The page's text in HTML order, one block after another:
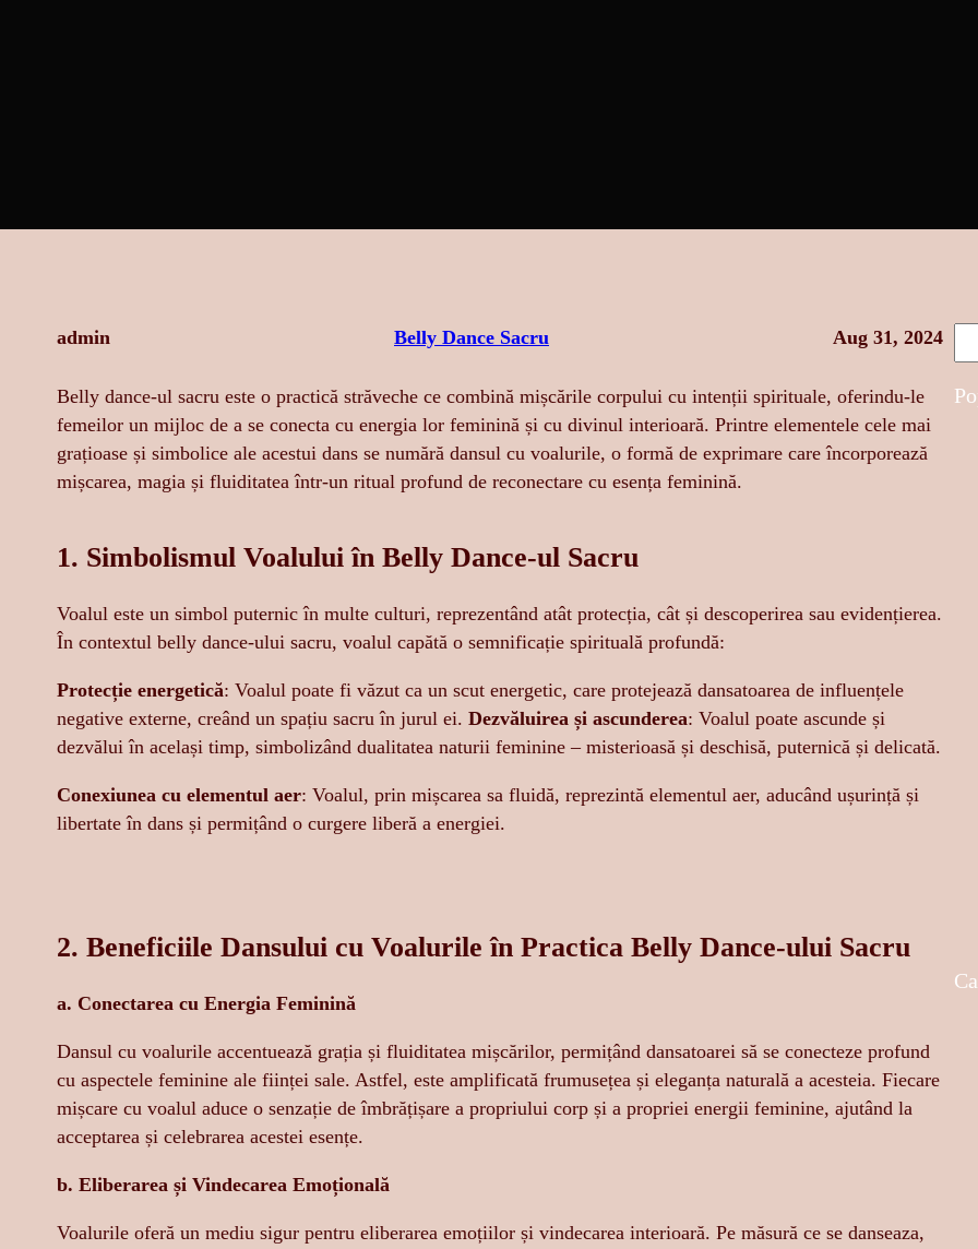
admin Belly Dance Sacru Aug 31, 2024
Belly dance-ul sacru este o practică străveche ce combină mișcările corpului cu intenții spirituale, oferindu-le
femeilor un mijloc de a se conecta cu energia lor feminină și cu divinul interioară. Printre elementele cele mai
grațioase și simbolice ale acestui dans se numără dansul cu voalurile, o formă de exprimare care încorporează
mișcarea, magia și fluiditatea într-un ritual profund de reconectare cu esența feminină.
1. Simbolismul Voalului în Belly Dance-ul Sacru
Voalul este un simbol puternic în multe culturi, reprezentând atât protecția, cât și descoperirea sau evidențierea.
În contextul belly dance-ului sacru, voalul capătă o semnificație spirituală profundă:
Protecție energetică: Voalul poate fi văzut ca un scut energetic, care protejează dansatoarea de influențele
negative externe, creând un spațiu sacru în jurul ei. Dezvăluirea și ascunderea: Voalul poate ascunde și
dezvălui în același timp, simbolizând dualitatea naturii feminine – misterioasă și deschisă, puternică și delicată.
Conexiunea cu elementul aer: Voalul, prin mișcarea sa fluidă, reprezintă elementul aer, aducând ușurință și
libertate în dans și permițând o curgere liberă a energiei.
2. Beneficiile Dansului cu Voalurile în Practica Belly Dance-ului Sacru
a. Conectarea cu Energia Feminină
Dansul cu voalurile accentuează grația și fluiditatea mișcărilor, permițând dansatoarei să se conecteze profund
cu aspectele feminine ale ființei sale. Astfel, este amplificată frumusețea și eleganța naturală a acesteia. Fiecare
mișcare cu voalul aduce o senzație de îmbrățișare a propriului corp și a propriei energii feminine, ajutând la
acceptarea și celebrarea acestei esențe.
b. Eliberarea și Vindecarea Emoțională
Voalurile oferă un mediu sigur pentru eliberarea emoțiilor și vindecarea interioară. Pe măsură ce se danseaza,
e
a